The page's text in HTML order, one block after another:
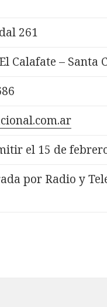
261
Calafate – Santa
el 15 de
por Radio y